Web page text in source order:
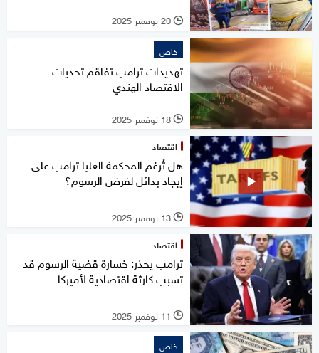
l 20 نوفمبر 2025
خاص
تهديدات ترامب تفاقم تحديات
الاقتصاد الهندي
l 18 نوفمبر 2025
اقتصاد
هل تُرغم المحكمة العليا ترامب على
إيجاد بدائل لفرض الرسوم؟
l 13 نوفمبر 2025
اقتصاد
ترامب يحذر: خسارة قضية الرسوم قد
تسبب كارثة اقتصادية لأميركا
l 11 نوفمبر 2025
خاص